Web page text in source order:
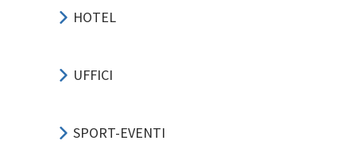
HOTEL
UFFICI
SPORT-EVENTI